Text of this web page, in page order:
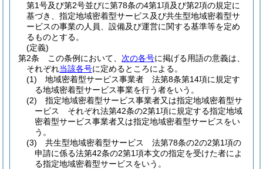
第1号及び第2号並びに第78条の4第1項及び第2項の規定に
基づき、指定地域密着型サービス及び共生型地域密着型サ
ービスの事業の人員、設備及び運営に関する基準等を定め
るものとする。
(定義)
第2条
この条例において、 次の各号に掲げる用語の意義は、
それぞれ当該各号に定めるところによる。
(1)
地域密着型サービス事業者 法第8条第14項に規定す
る地域密着型サービス事業を行う者をいう。
(2)
指定地域密着型サービス事業者又は指定地域密着型サ
ービス それぞれ法第42条の2第1項に規定する指定地域
密着型サービス事業者又は指定地域密着型サービスをい
う。
(3)
共生型地域密着型サービス 法第78条の2の2第1項の
申請に係る法第42条の2第1項本文の指定を受けた者によ
る指定地域密着型サービスをいう。